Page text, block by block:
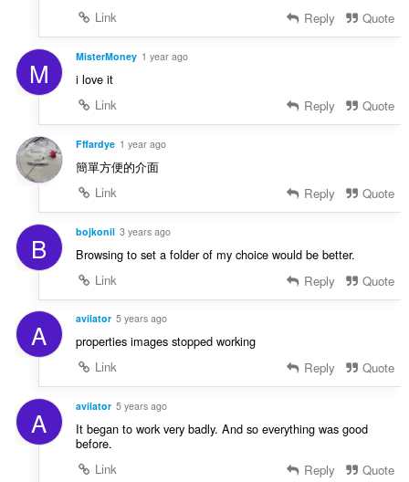
Link
Reply Quote
M MisterMoney 1 year ago
i love it
Link
Reply Quote
Fffardye 1 year ago
簡單方便的介面
Link
Reply Quote
B bojkonil 3 years ago
Browsing to set a folder of my choice would be better.
Link
Reply Quote
A avilator 5 years ago
properties images stopped working
Link
Reply Quote
A avilator 5 years ago
It began to work very badly. And so everything was good
before.
Link
Reply Quote